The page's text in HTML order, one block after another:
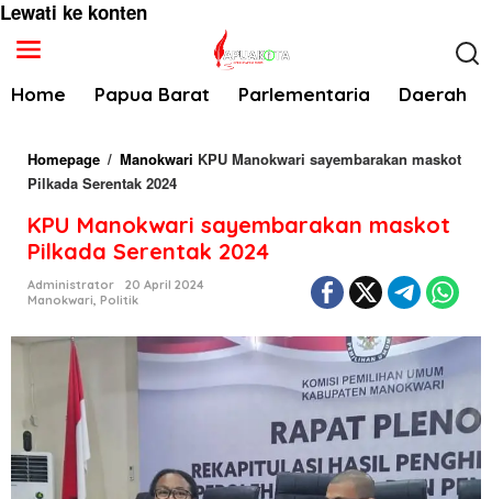
Lewati ke konten
Home Papua Barat Parlementaria Daerah
Homepage / Manokwari KPU Manokwari sayembarakan maskot
Pilkada Serentak 2024
KPU Manokwari sayembarakan maskot
Pilkada Serentak 2024
Administrator
20 April 2024
Manokwari, Politik